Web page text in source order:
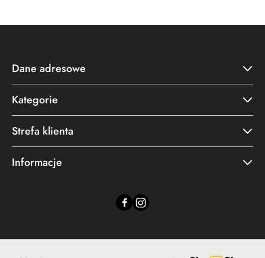
Dane adresowe
Kategorie
Strefa klienta
Informacje